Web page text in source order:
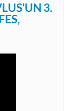
3.